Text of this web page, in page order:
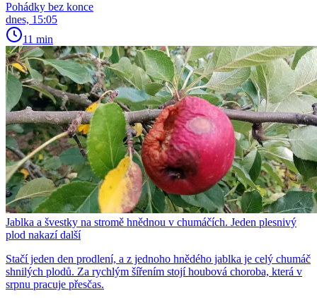
Pohádky bez konce
dnes, 15:05
11 min
Jablka a švestky na stromě hnědnou v chumáčích. Jeden plesnivý
plod nakazí další
Stačí jeden den prodlení, a z jednoho hnědého jablka je celý chumáč
shnilých plodů. Za rychlým šířením stojí houbová choroba, která v
srpnu pracuje přesčas.